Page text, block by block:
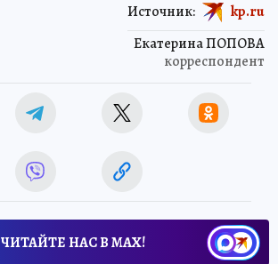
Екатерина ПОПОВА
корреспондент
Источник: kp.ru
ЧИТАЙТЕ НАС В МАХ!